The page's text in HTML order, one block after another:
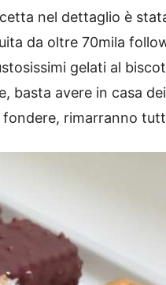
nel dettaglio è
da oltre 70mila
gelati al
basta avere in casa
rimarranno